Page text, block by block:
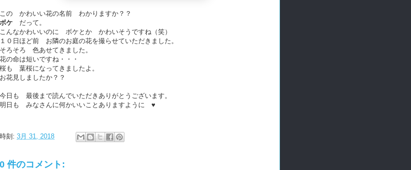
この かわいい花の名前 わかりますか？？
ボケ だって。
こんなかわいいのに ボケとか かわいそうですね（笑）
１０日ほど前 お隣のお庭の花を撮らせていただきました。
そろそろ 色あせてきました。
花の命は短いですね・・・
桜も 葉桜になってきましたよ。
お花見しましたか？？
今日も 最後まで読んでいただきありがとうございます。
明日も みなさんに何かいいことありますように ♥
時刻: 3月 31, 2018
0 件のコメント: